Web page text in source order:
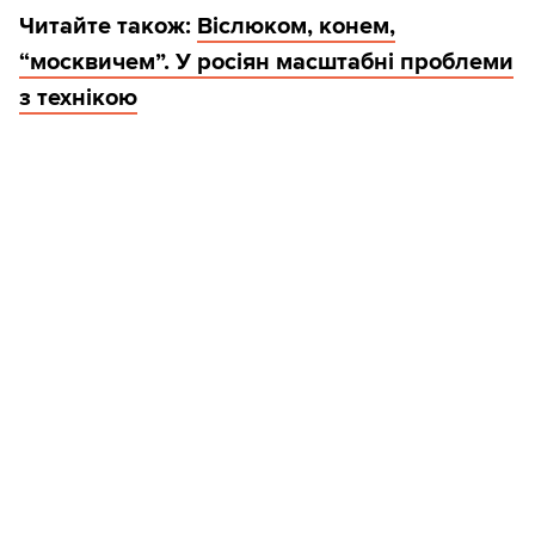
Читайте також: Віслюком, конем,
“москвичем”. У росіян масштабні проблеми
з технікою